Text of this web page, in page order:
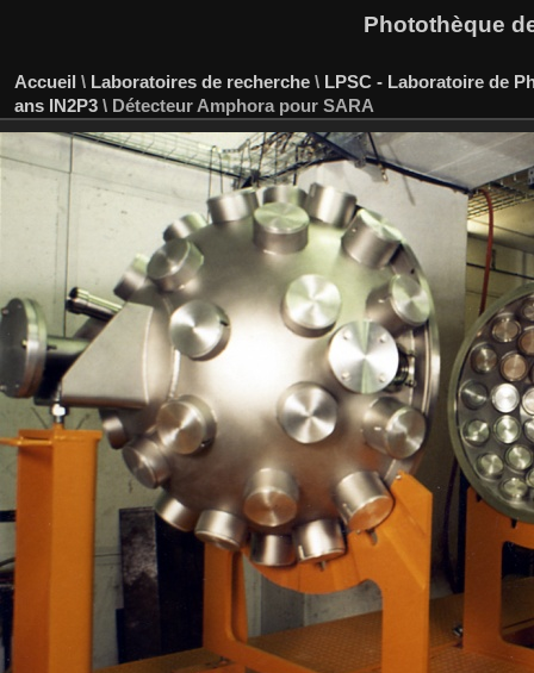
Photothèque
Accueil \ Laboratoires de recherche \ LPSC - Laboratoire de
ans IN2P3 \ Détecteur Amphora pour SARA